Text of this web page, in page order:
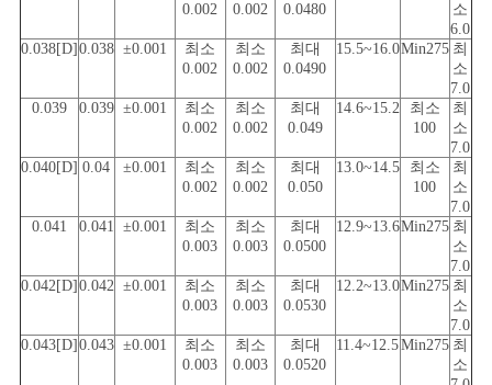
0.002
0.002
0.0480
소
6.0
0.038[D] 0.038 ±0.001
최소
0.002
최소
0.002
최대
0.0490
15.5~16.0Min275 최
소
7.0
0.039
0.039 ±0.001
최소
0.002
최소
0.002
최대
0.049
14.6~15.2
최소
100
최
소
7.0
0.040[D] 0.04 ±0.001
최소
0.002
최소
0.002
최대
0.050
13.0~14.5
최소
100
최
소
7.0
0.041
0.041 ±0.001
최소
0.003
최소
0.003
최대
0.0500
12.9~13.6Min275 최
소
7.0
0.042[D] 0.042 ±0.001
최소
0.003
최소
0.003
최대
0.0530
12.2~13.0Min275 최
소
7.0
0.043[D] 0.043 ±0.001
최소
0.003
최소
0.003
최대
0.0520
11.4~12.5Min275 최
소